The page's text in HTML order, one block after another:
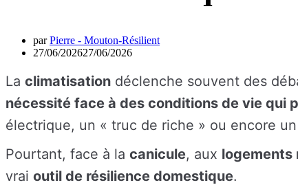
parPierre - Mouton-Résilient
27/06/202627/06/2026
La climatisation déclenche souvent des
nécessité face à des conditions de vie qui
électrique, un « truc de riche » ou encore
Pourtant, face à la canicule, aux logements
vrai outil de résilience domestique.